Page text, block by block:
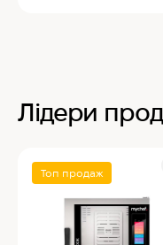
Лідери
Топ продаж